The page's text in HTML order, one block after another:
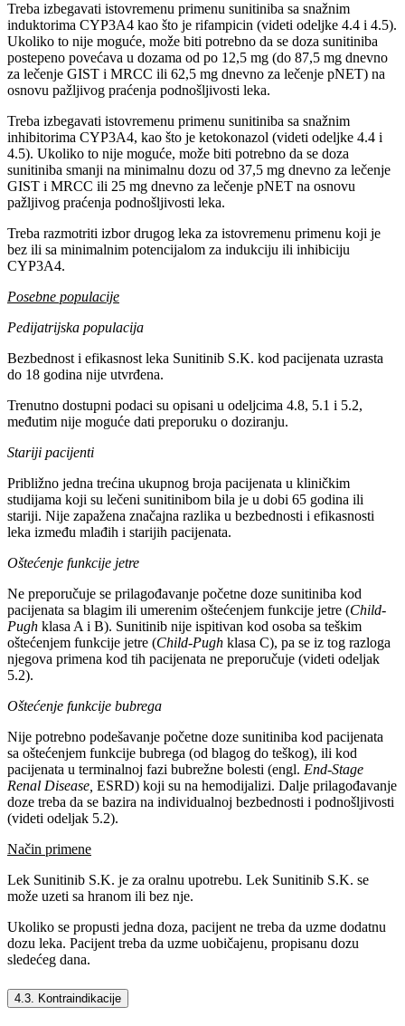
Treba izbegavati istovremenu primenu sunitiniba sa snažnim
induktorima CYP3A4 kao što je rifampicin (videti odeljke 4.4 i 4.5).
Ukoliko to nije moguće, može biti potrebno da se doza sunitiniba
postepeno povećava u dozama od po 12,5 mg (do 87,5 mg dnevno
za lečenje GIST i MRCC ili 62,5 mg dnevno za lečenje pNET) na
osnovu pažljivog praćenja podnošljivosti leka.
Treba izbegavati istovremenu primenu sunitiniba sa snažnim
inhibitorima CYP3A4, kao što je ketokonazol (videti odeljke 4.4 i
4.5). Ukoliko to nije moguće, može biti potrebno da se doza
sunitiniba smanji na minimalnu dozu od 37,5 mg dnevno za lečenje
GIST i MRCC ili 25 mg dnevno za lečenje pNET na osnovu
pažljivog praćenja podnošljivosti leka.
Treba razmotriti izbor drugog leka za istovremenu primenu koji je
bez ili sa minimalnim potencijalom za indukciju ili inhibiciju
CYP3A4.
Posebne populacije
Pedijatrijska populacija
Bezbednost i efikasnost leka Sunitinib S.K. kod pacijenata uzrasta
do 18 godina nije utvrđena.
Trenutno dostupni podaci su opisani u odeljcima 4.8, 5.1 i 5.2,
međutim nije moguće dati preporuku o doziranju.
Stariji pacijenti
Približno jedna trećina ukupnog broja pacijenata u kliničkim
studijama koji su lečeni sunitinibom bila je u dobi 65 godina ili
stariji. Nije zapažena značajna razlika u bezbednosti i efikasnosti
leka između mlađih i starijih pacijenata.
Oštećenje funkcije jetre
Ne preporučuje se prilagođavanje početne doze sunitiniba kod
pacijenata sa blagim ili umerenim oštećenjem funkcije jetre (Child-
Pugh klasa A i B). Sunitinib nije ispitivan kod osoba sa teškim
oštećenjem funkcije jetre (Child-Pugh klasa C), pa se iz tog razloga
njegova primena kod tih pacijenata ne preporučuje (videti odeljak
5.2).
Oštećenje funkcije bubrega
Nije potrebno podešavanje početne doze sunitiniba kod pacijenata
sa oštećenjem funkcije bubrega (od blagog do teškog), ili kod
pacijenata u terminalnoj fazi bubrežne bolesti (engl. End-Stage
Renal Disease, ESRD) koji su na hemodijalizi. Dalje prilagođavanje
doze treba da se bazira na individualnoj bezbednosti i podnošljivosti
(videti odeljak 5.2).
Način primene
Lek Sunitinib S.K. je za oralnu upotrebu. Lek Sunitinib S.K. se
može uzeti sa hranom ili bez nje.
Ukoliko se propusti jedna doza, pacijent ne treba da uzme dodatnu
dozu leka. Pacijent treba da uzme uobičajenu, propisanu dozu
sledećeg dana.
4.3. Kontraindikacije